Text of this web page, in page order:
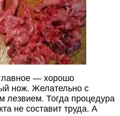
— хорошо
нож. Желательно с
лезвием. Тогда процедура
не составит труда. А